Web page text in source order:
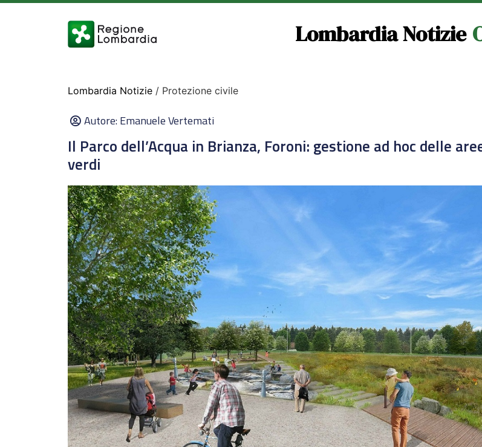
Lombardia Notizie
Lombardia Notizie / Protezione civile
Autore:Emanuele Vertemati
Il Parco dell’Acqua in Brianza, Foroni: gestione ad hoc delle
verdi